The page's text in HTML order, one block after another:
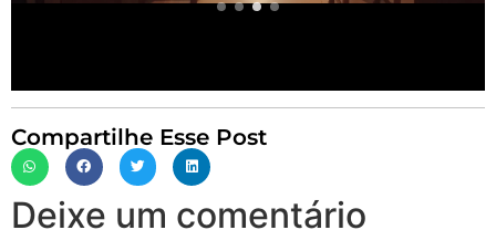
Compartilhe Esse Post
Deixe um comentário